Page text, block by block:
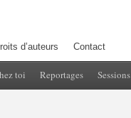
d’auteurs Contact
toi Reportages Sessions